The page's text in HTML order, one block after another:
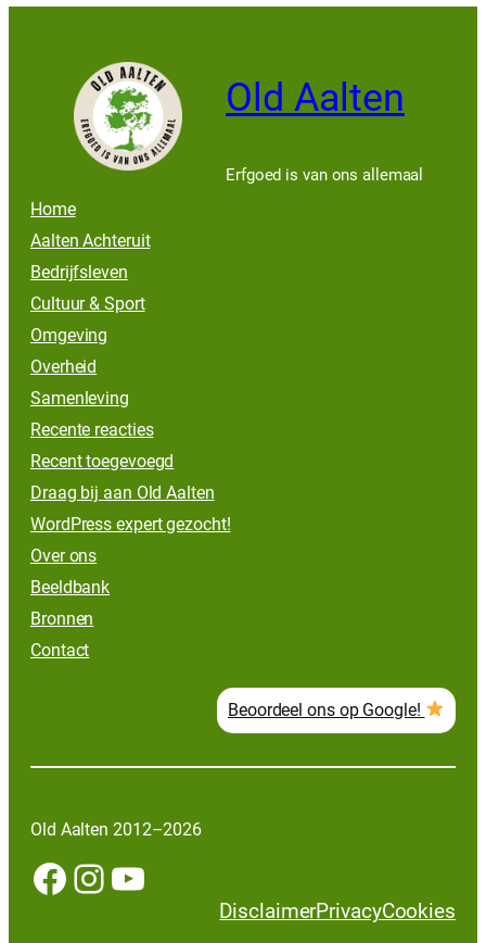
Old Aalten
Erfgoed is van ons allemaal
Home
Aalten Achteruit
Bedrijfsleven
Cultuur & Sport
Omgeving
Overheid
Samenleving
Recente reacties
Recent toegevoegd
Draag bij aan Old Aalten
WordPress expert gezocht!
Over ons
Beeldbank
Bronnen
Contact
Beoordeel ons op Google!
Old Aalten 2012–2026
Facebook InstagramYouTube
DisclaimerPrivacyCookies